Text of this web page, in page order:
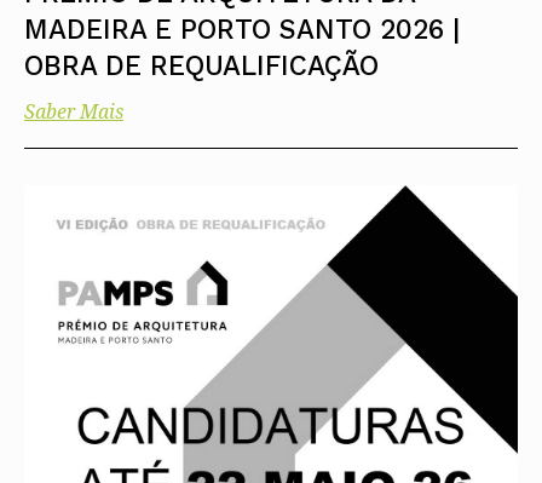
MADEIRA E PORTO SANTO 2026 |
OBRA DE REQUALIFICAÇÃO
Saber Mais